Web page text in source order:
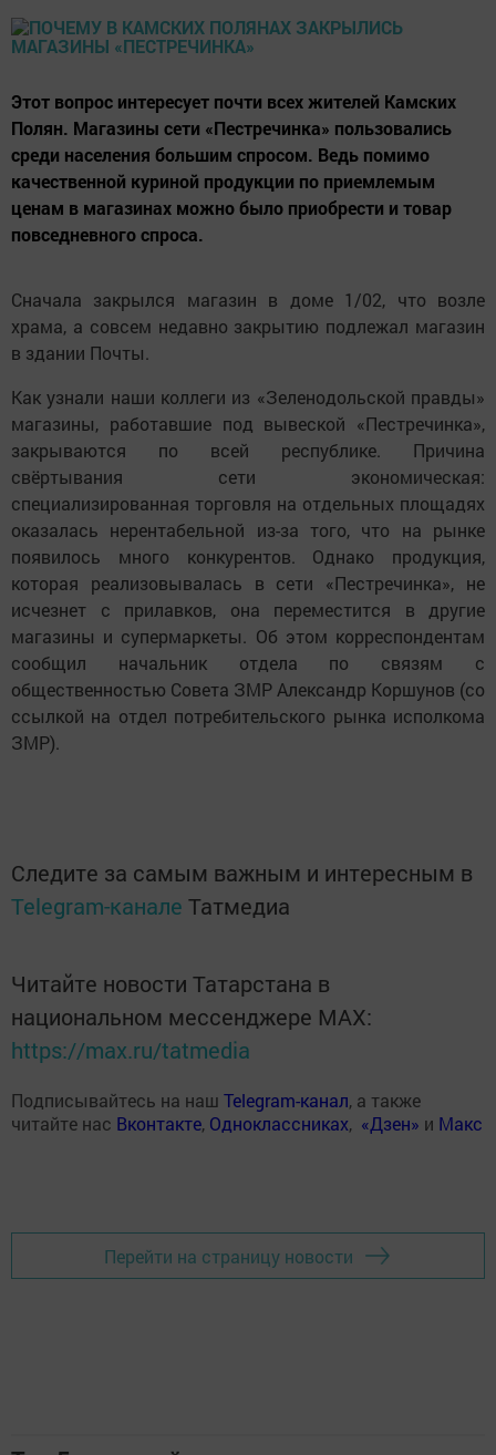
Этот вопрос интересует почти всех жителей Камских
Полян. Магазины сети «Пестречинка» пользовались
среди населения большим спросом. Ведь помимо
качественной куриной продукции по приемлемым
ценам в магазинах можно было приобрести и товар
повседневного спроса.
Сначала закрылся магазин в доме 1/02, что возле
храма, а совсем недавно закрытию подлежал магазин
в здании Почты.
Как узнали наши коллеги из «Зеленодольской правды»
магазины, работавшие под вывеской «Пестречинка»,
закрываются по всей республике. Причина
свёртывания сети экономическая:
специализированная торговля на отдельных площадях
оказалась нерентабельной из-за того, что на рынке
появилось много конкурентов. Однако продукция,
которая реализовывалась в сети «Пестречинка», не
исчезнет с прилавков, она переместится в другие
магазины и супермаркеты. Об этом корреспондентам
сообщил начальник отдела по связям с
общественностью Совета ЗМР Александр Коршунов (со
ссылкой на отдел потребительского рынка исполкома
ЗМР).
Следите за самым важным и интересным в
Telegram-канале Татмедиа
Читайте новости Татарстана в
национальном мессенджере MАХ:
https://max.ru/tatmedia
Подписывайтесь на наш Telegram-канал, а также
читайте нас Вконтакте, Одноклассниках, «Дзен» и Макс
Перейти на страницу новости